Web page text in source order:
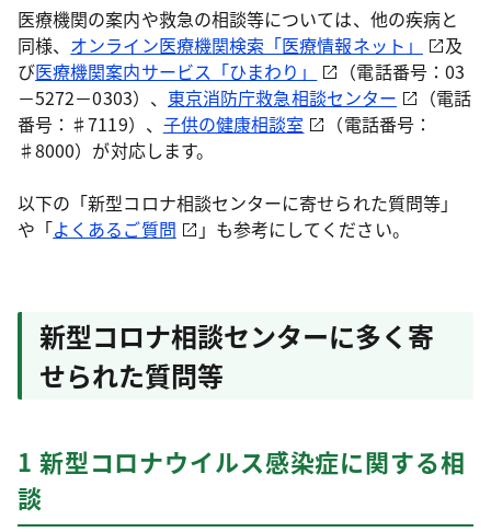
医療機関の案内や救急の相談等については、他の疾病と
同様、 オンライン医療機関検索「医療情報ネット」
及
び医療機関案内サービス「ひまわり」
（電話番号：03
－5272－0303）、 東京消防庁救急相談センター
（電話
番号：♯7119）、 子供の健康相談室
（電話番号：
♯8000）が対応します。
以下の「新型コロナ相談センターに寄せられた質問等」
や「よくあるご質問 」も参考にしてください。
新型コロナ相談センターに多く寄
せられた質問等
1 新型コロナウイルス感染症に関する相
談